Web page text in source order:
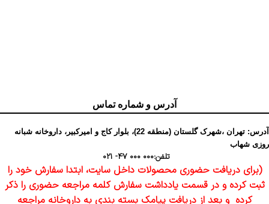
آدرس و شماره تماس
آدرس: تهران ،شهرک گلستان (منطقه 22)، بلوار کاج و امیرکبیر، داروخانه شبانه
روزی شهاب
تلفن:000 000 47- 021
(برای دریافت حضوری محصولات داخل سایت، ابتدا سفارش خود را
ثبت کرده و در قسمت یادداشت سفارش کلمه مراجعه حضوری را ذکر
کرده و بعد از دریافت پیامک بسته بندی به داروخانه مراجعه